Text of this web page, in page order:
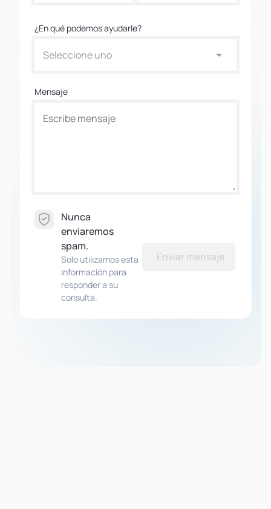
¿En qué podemos ayudarle?
Seleccione uno
Mensaje
Nunca
enviaremos
spam.
Solo utilizamos esta
información para
responder a su
consulta.
Enviar mensaje